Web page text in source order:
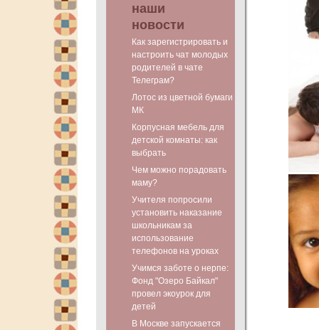
наши
новости
Как зарегистрировать и
настроить чат молодых
родителей в чате
Телеграм?
Лотос из цветной бумаги
МК
Корпусная мебель для
детской комнаты: как
выбрать
Чем можно порадовать
маму?
Учителя попросили
установить наказание
школьникам за
использование
телефонов на уроках
Учимся заботе о нерпе:
Фонд "Озеро Байкал"
провел экоурок для
детей
В Москве запускается